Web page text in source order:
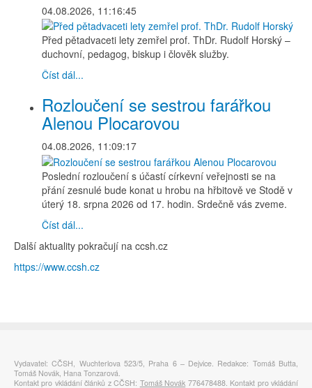
04.08.2026, 11:16:45
Před pětadvaceti lety zemřel prof. ThDr. Rudolf Horský –
duchovní, pedagog, biskup i člověk služby.
Číst dál...
Rozloučení se sestrou farářkou
Alenou Plocarovou
04.08.2026, 11:09:17
Poslední rozloučení s účastí církevní veřejnosti se na
přání zesnulé bude konat u hrobu na hřbitově ve Stodě v
úterý 18. srpna 2026 od 17. hodin. Srdečně vás zveme.
Číst dál...
Další aktuality pokračují na ccsh.cz
https://www.ccsh.cz
Vydavatel: CČSH, Wuchterlova 523/5, Praha 6 – Dejvice. Redakce: Tomáš Butta,
Tomáš Novák, Hana Tonzarová.
Kontakt pro vkládání článků z CČSH: Tomáš Novák 776478488. Kontakt pro vkládání